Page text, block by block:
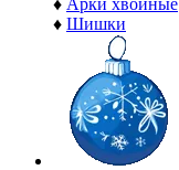
♦ Арки хвойные
♦ Шишки